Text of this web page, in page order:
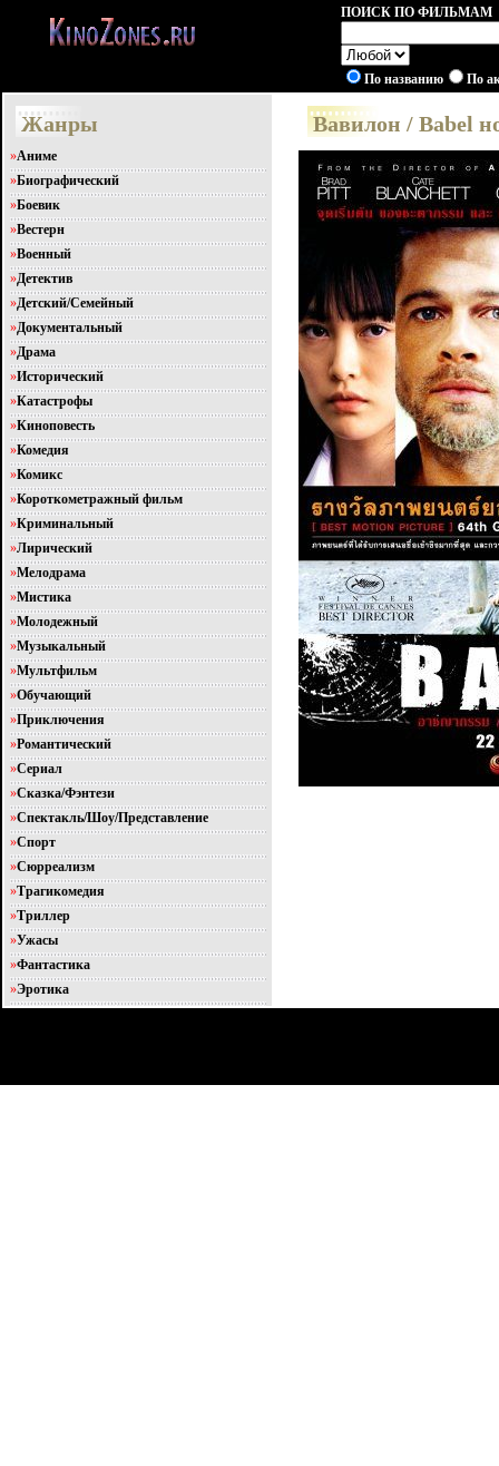
ПОИСК ПО ФИЛЬМАМ
По названию По
Жанры
»Аниме
»Биографический
»Боевик
»Вестерн
»Военный
»Детектив
»Детский/Семейный
»Документальный
»Драма
»Исторический
»Катастрофы
»Киноповесть
»Комедия
»Комикс
»Короткометражный фильм
»Криминальный
»Лирический
»Мелодрама
»Мистика
»Молодежный
»Музыкальный
»Мультфильм
»Обучающий
»Приключения
»Романтический
»Сериал
»Сказка/Фэнтези
»Спектакль/Шоу/Представление
»Спорт
»Сюрреализм
»Трагикомедия
»Триллер
»Ужасы
»Фантастика
»Эротика
Вавилон / Babel